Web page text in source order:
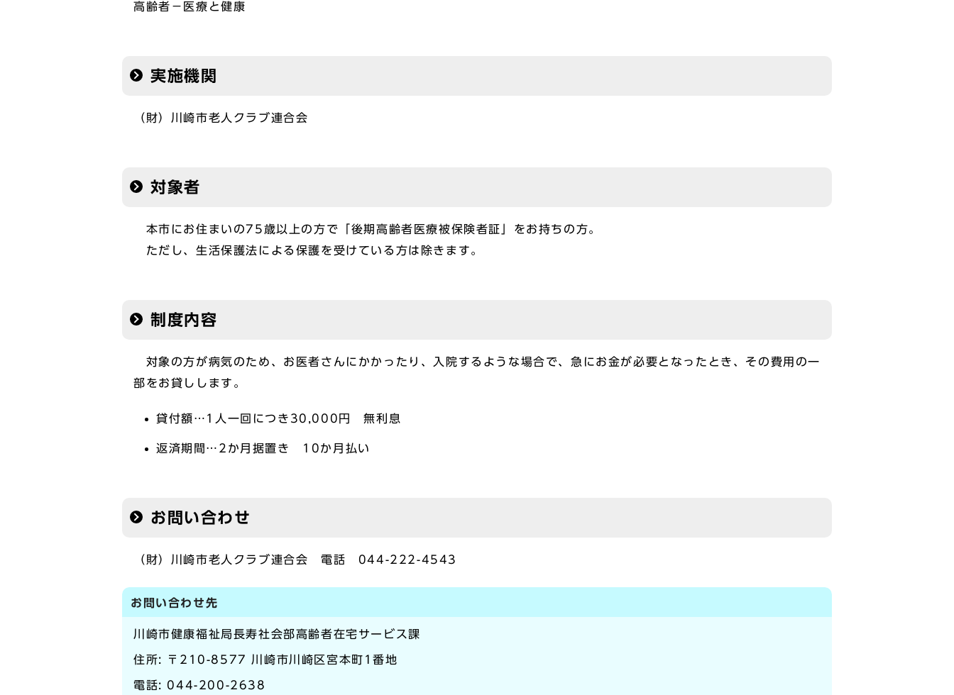
高齢者－医療と健康
実施機関
（財）川崎市老人クラブ連合会
対象者
本市にお住まいの75歳以上の方で「後期高齢者医療被保険者証」をお持ちの方。
ただし、生活保護法による保護を受けている方は除きます。
制度内容
対象の方が病気のため、お医者さんにかかったり、入院するような場合で、急にお金が必要となったとき、その費用の一
部をお貸しします。
貸付額…1人一回につき30,000円 無利息
返済期間…2か月据置き 10か月払い
お問い合わせ
（財）川崎市老人クラブ連合会 電話 044-222-4543
お問い合わせ先
川崎市健康福祉局長寿社会部高齢者在宅サービス課
住所: 〒210-8577 川崎市川崎区宮本町1番地
電話: 044-200-2638